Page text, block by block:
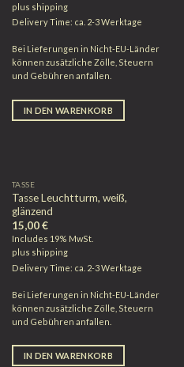
plus shipping
Delivery Time: ca. 2-3 Werktage
Bei Lieferungen in Nicht-EU-Länder
können zusätzliche Zölle, Steuern
und Gebühren anfallen.
IN DEN WARENKORB
TASSE
Tasse Leuchtturm, weiß,
glänzend
15,00€
Includes 19% MwSt.
plus shipping
Delivery Time: ca. 2-3 Werktage
Bei Lieferungen in Nicht-EU-Länder
können zusätzliche Zölle, Steuern
und Gebühren anfallen.
IN DEN WARENKORB